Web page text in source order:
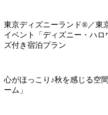
東京ディズニーランド®／東
イベント「ディズニー・ハ
ズ付き宿泊プラン
心がほっこり♪秋を感じる空
ーム」